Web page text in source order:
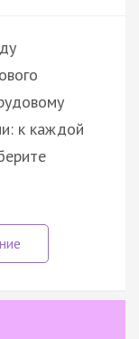
к каждой